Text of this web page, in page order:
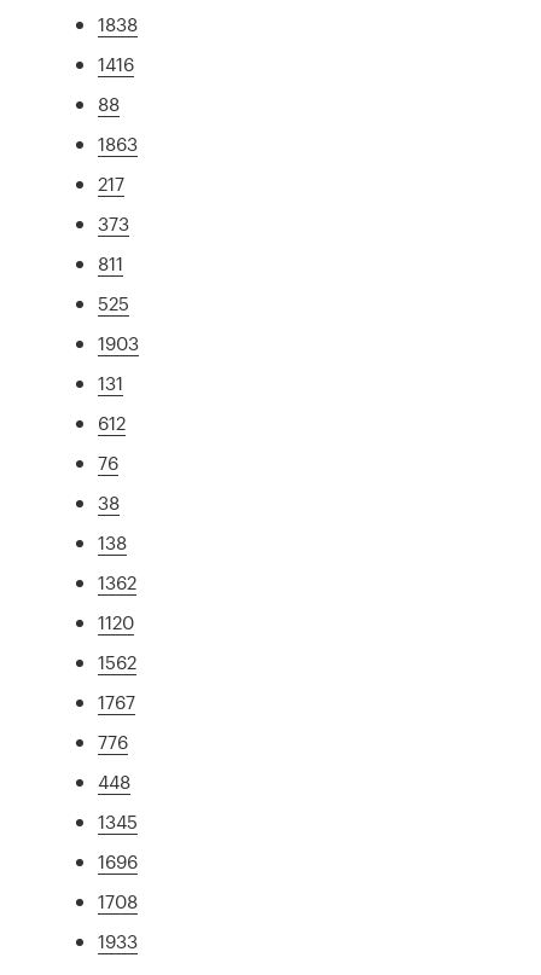
1838
1416
88
1863
217
373
811
525
1903
131
612
76
38
138
1362
1120
1562
1767
776
448
1345
1696
1708
1933